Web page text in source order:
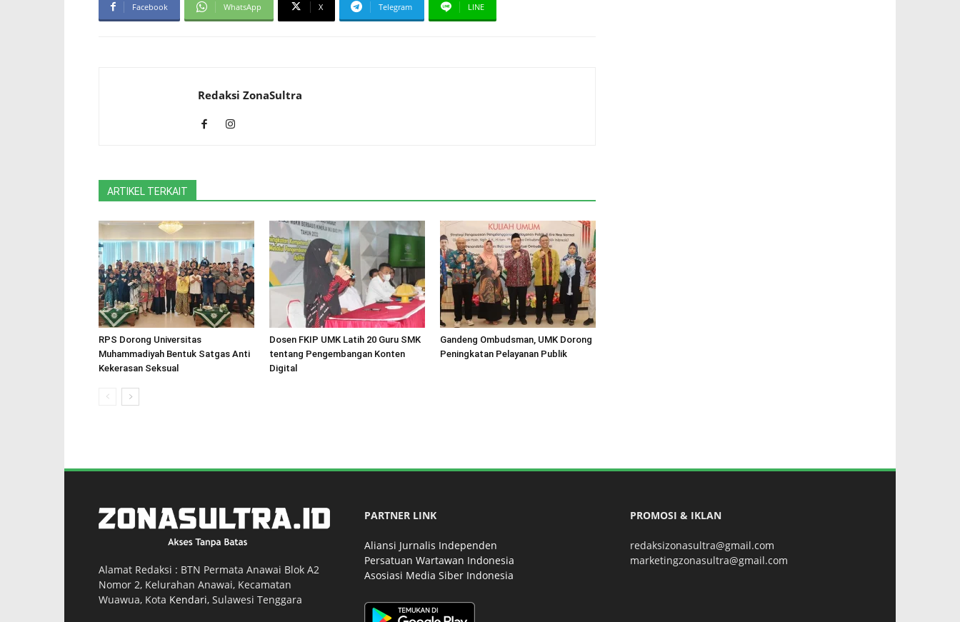
Facebook WhatsApp X Telegram LINE
Redaksi ZonaSultra
ARTIKEL TERKAIT
RPS Dorong Universitas
Muhammadiyah Bentuk Satgas Anti
Kekerasan Seksual
Dosen FKIP UMK Latih 20 Guru SMK
tentang Pengembangan Konten
Digital
Gandeng Ombudsman, UMK Dorong
Peningkatan Pelayanan Publik
Alamat Redaksi : BTN Permata Anawai Blok A2
Nomor 2, Kelurahan Anawai, Kecamatan
Wuawua, Kota Kendari, Sulawesi Tenggara
PARTNER LINK
Aliansi Jurnalis Independen
Persatuan Wartawan Indonesia
Asosiasi Media Siber Indonesia
PROMOSI & IKLAN
redaksizonasultra@gmail.com
marketingzonasultra@gmail.com